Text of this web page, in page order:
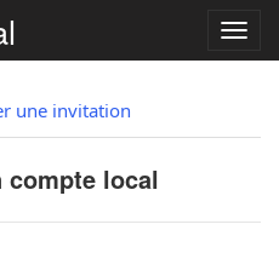
la
une invitation
compte local